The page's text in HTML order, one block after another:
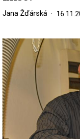
Jana Žďárská
Image